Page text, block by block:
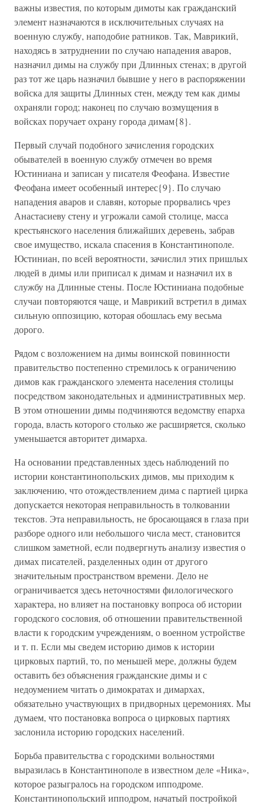
важны известия, по которым димоты как гражданский
элемент назначаются в исключительных случаях на
военную службу, наподобие ратников. Так, Маврикий,
находясь в затруднении по случаю нападения аваров,
назначил димы на службу при Длинных стенах; в другой
раз тот же царь назначил бывшие у него в распоряжении
войска для защиты Длинных стен, между тем как димы
охраняли город; наконец по случаю возмущения в
войсках поручает охрану города димам{8}.
Первый случай подобного зачисления городских
обывателей в военную службу отмечен во время
Юстиниана и записан у писателя Феофана. Известие
Феофана имеет особенный интерес{9}. По случаю
нападения аваров и славян, которые прорвались чрез
Анастасиеву стену и угрожали самой столице, масса
крестьянского населения ближайших деревень, забрав
свое имущество, искала спасения в Константинополе.
Юстиниан, по всей вероятности, зачислил этих пришлых
людей в димы или приписал к димам и назначил их в
службу на Длинные стены. После Юстиниана подобные
случаи повторяются чаще, и Маврикий встретил в димах
сильную оппозицию, которая обошлась ему весьма
дорого.
Рядом с возложением на димы воинской повинности
правительство постепенно стремилось к ограничению
димов как гражданского элемента населения столицы
посредством законодательных и административных мер.
В этом отношении димы подчиняются ведомству епарха
города, власть которого столько же расширяется, сколько
уменьшается авторитет димарха.
На основании представленных здесь наблюдений по
истории константинопольских димов, мы приходим к
заключению, что отождествлением дима с партией цирка
допускается некоторая неправильность в толковании
текстов. Эта неправильность, не бросающаяся в глаза при
разборе одного или небольшого числа мест, становится
слишком заметной, если подвергнуть анализу известия о
димах писателей, разделенных один от другого
значительным пространством времени. Дело не
ограничивается здесь неточностями филологического
характера, но влияет на постановку вопроса об истории
городского сословия, об отношении правительственной
власти к городским учреждениям, о военном устройстве
и т. п. Если мы сведем историю димов к истории
цирковых партий, то, по меньшей мере, должны будем
оставить без объяснения гражданские димы и с
недоумением читать о димократах и димархах,
обязательно участвующих в придворных церемониях. Мы
думаем, что постановка вопроса о цирковых партиях
заслонила историю городских населений.
Борьба правительства с городскими вольностями
выразилась в Константинополе в известном деле «Ника»,
которое разыгралось на городском ипподроме.
Константинопольский ипподром, начатый постройкой